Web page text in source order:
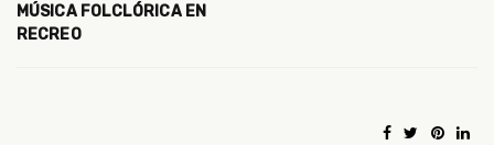
MÚSICA FOLCLÓRICA EN
RECREO